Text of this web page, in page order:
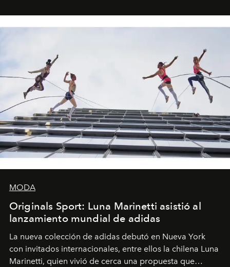
MODA
Originals Sport: Luna Marinetti asistió al
lanzamiento mundial de adidas
La nueva colección de adidas debutó en Nueva York
con invitados internacionales, entre ellos la chilena Luna
Marinetti, quien vivió de cerca una propuesta que